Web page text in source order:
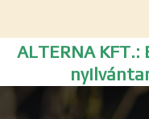
ALTERNA